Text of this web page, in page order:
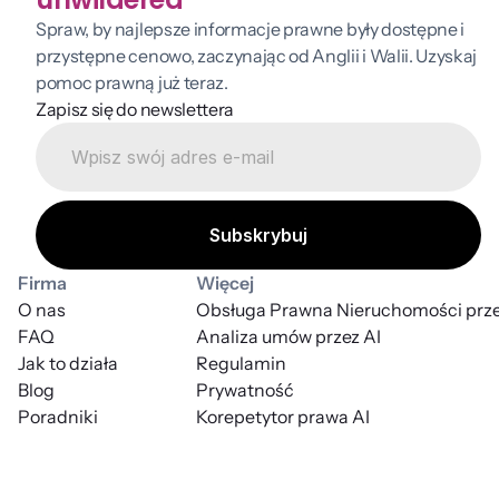
Spraw, by najlepsze informacje prawne były dostępne i
przystępne cenowo, zaczynając od Anglii i Walii. Uzyskaj
pomoc prawną już teraz.
Zapisz się do newslettera
Firma
O nas
FAQ
Jak to działa
Blog
Poradniki
Więcej
Regulamin
Analiza umów przez AI
Korepetytor prawa AI
Prywatność
Obsługa Prawna Nieruchomości